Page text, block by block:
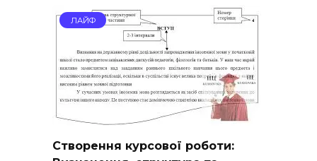
ЛАЙФ
Створення курсової роботи: